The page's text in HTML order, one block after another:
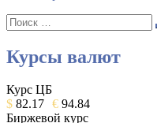
Поиск:
Курсы валют
Курс ЦБ
$ 82.17 € 94.84
Биржевой курс